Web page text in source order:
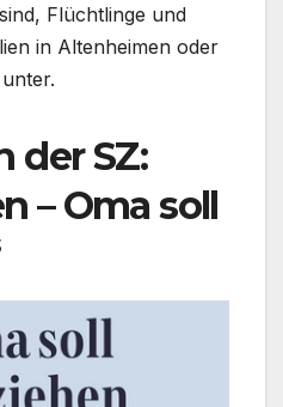
Flüchtlinge und
in Altenheimen oder
der SZ:
– Oma soll